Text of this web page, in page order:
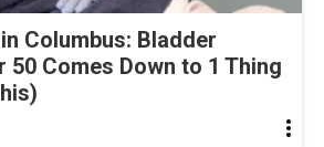
Columbus: Bladder
50 Comes Down to 1 Thing